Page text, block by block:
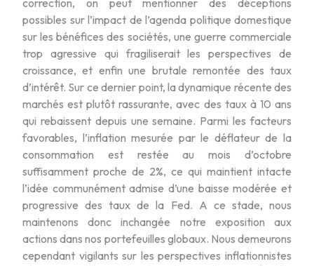
possibles sur l’impact de l’agenda politique domestique
sur les bénéfices des sociétés, une guerre commerciale
trop agressive qui fragiliserait les perspectives de
croissance, et enfin une brutale remontée des taux
d’intérêt. Sur ce dernier point, la dynamique récente des
marchés est plutôt rassurante, avec des taux à 10 ans
qui rebaissent depuis une semaine. Parmi les facteurs
favorables, l’inflation mesurée par le déflateur de la
consommation est restée au mois d’octobre
suffisamment proche de 2%, ce qui maintient intacte
l’idée communément admise d’une baisse modérée et
progressive des taux de la Fed. A ce stade, nous
maintenons donc inchangée notre exposition aux
actions dans nos portefeuilles globaux. Nous demeurons
cependant vigilants sur les perspectives inflationnistes